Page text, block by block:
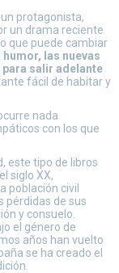
protagonista,
un drama reciente
que puede cambiar
las nuevas
salir adelante
fácil de habitar y
nada
con los que
este tipo de libros
siglo XX,
población civil
pérdidas de sus
y consuelo.
el género de
años han vuelto
se ha creado el